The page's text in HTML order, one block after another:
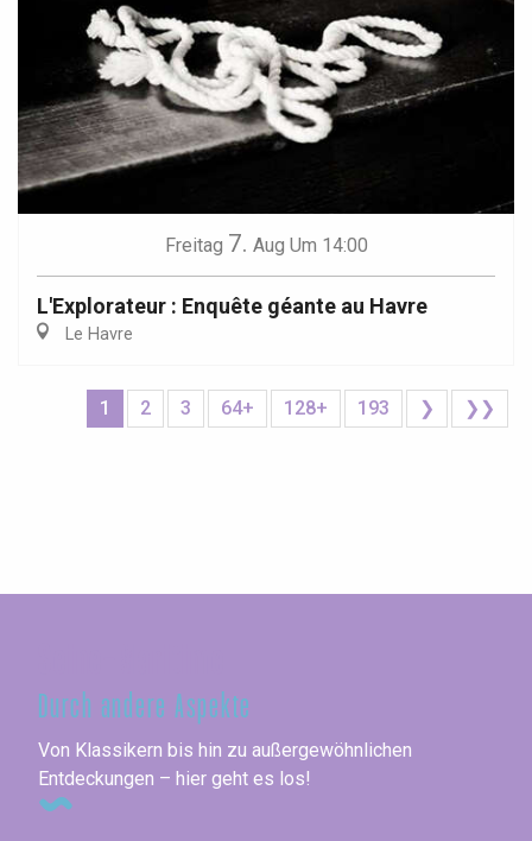
Freitag 7. Aug Um 14:00
L'Explorateur : Enquête géante au Havre
Le Havre
1 2 3 64+ 128+ 193 ❯ ❯❯
Durch andere Aspekte
Von Klassikern bis hin zu außergewöhnlichen
Entdeckungen – hier geht es los!